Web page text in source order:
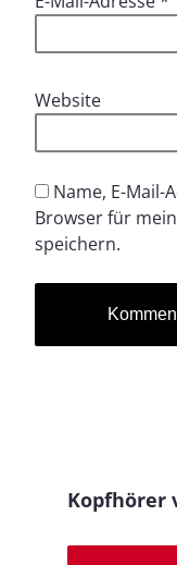
Website
Name, E-Mail-
Browser für
speichern.
Kopfhörer